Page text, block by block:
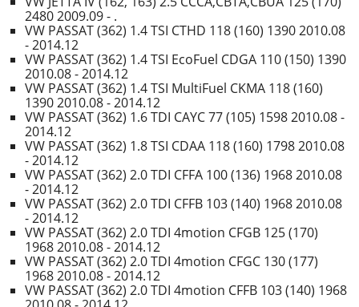
2480 2009.09 - .
VW PASSAT (362) 1.4 TSI CTHD 118 (160) 1390 2010.08
- 2014.12
VW PASSAT (362) 1.4 TSI EcoFuel CDGA 110 (150) 1390
2010.08 - 2014.12
VW PASSAT (362) 1.4 TSI MultiFuel CKMA 118 (160)
1390 2010.08 - 2014.12
VW PASSAT (362) 1.6 TDI CAYC 77 (105) 1598 2010.08 -
2014.12
VW PASSAT (362) 1.8 TSI CDAA 118 (160) 1798 2010.08
- 2014.12
VW PASSAT (362) 2.0 TDI CFFA 100 (136) 1968 2010.08
- 2014.12
VW PASSAT (362) 2.0 TDI CFFB 103 (140) 1968 2010.08
- 2014.12
VW PASSAT (362) 2.0 TDI 4motion CFGB 125 (170)
1968 2010.08 - 2014.12
VW PASSAT (362) 2.0 TDI 4motion CFGC 130 (177)
1968 2010.08 - 2014.12
VW PASSAT (362) 2.0 TDI 4motion CFFB 103 (140) 1968